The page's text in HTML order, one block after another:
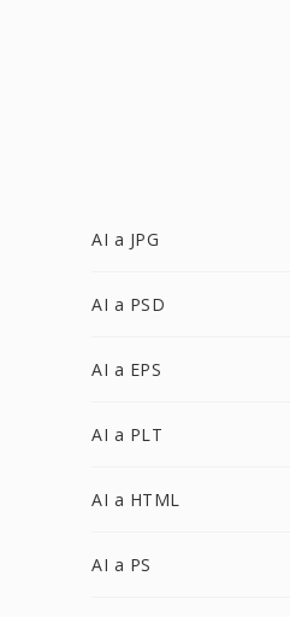
AI a JPG
AI a PSD
AI a EPS
AI a PLT
AI a HTML
AI a PS